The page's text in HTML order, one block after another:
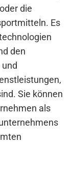
die
Es
den
Sie können
als